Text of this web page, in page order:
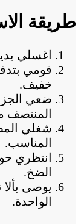
طريقة
اغسلي
قومي
خفيف.
ضعي
المنتصف
شغلي
المناسب.
الضخ.
الواحدة.